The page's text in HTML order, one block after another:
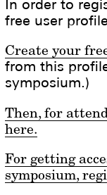
In order to
free user
Create your
from this
symposium.)
Then, for
here.
For getting
symposium,